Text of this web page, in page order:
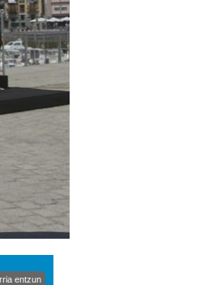
entzun